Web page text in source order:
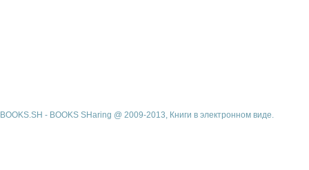
BOOKS.SH - BOOKS SHaring @ 2009-2013, Книги в электронном виде.